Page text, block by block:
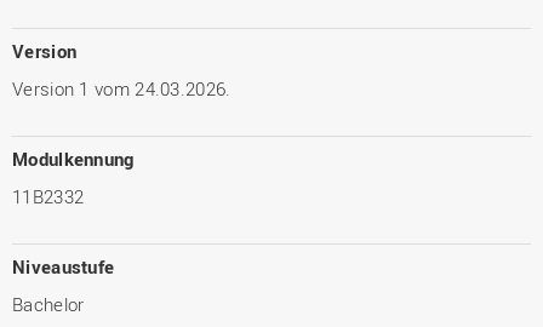
Version
Version 1 vom 24.03.2026.
Modulkennung
11B2332
Niveaustufe
Bachelor